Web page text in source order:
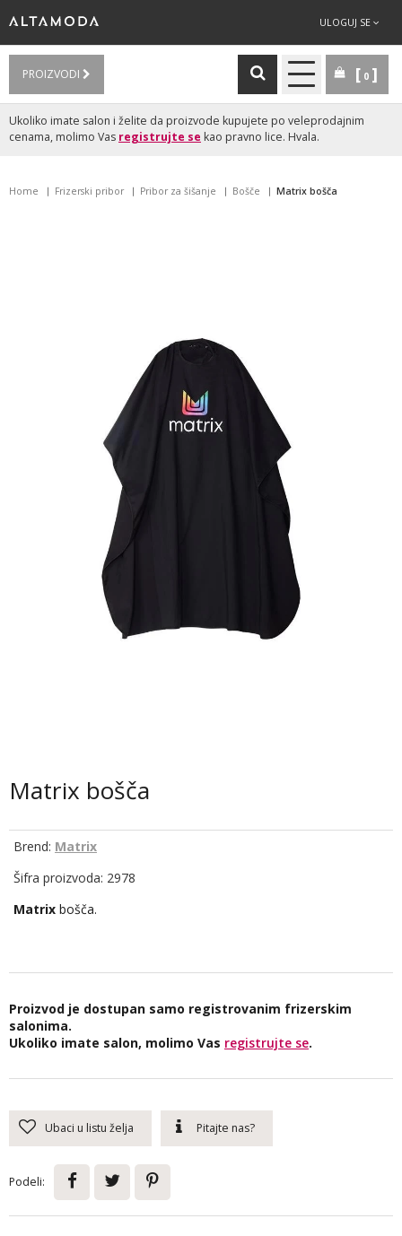
ULOGUJ SE
PROIZVODI 0
Ukoliko imate salon i želite da proizvode kupujete po veleprodajnim
cenama, molimo Vas registrujte se kao pravno lice. Hvala.
Home Frizerski pribor Pribor za šišanje Bošče Matrix bošča
Matrix bošča
Brend: Matrix
Šifra proizvoda: 2978
Matrix bošča.
Proizvod je dostupan samo registrovanim frizerskim
salonima.
Ukoliko imate salon, molimo Vas registrujte se.
Ubaci u listu želja Pitajte nas?
Podeli: